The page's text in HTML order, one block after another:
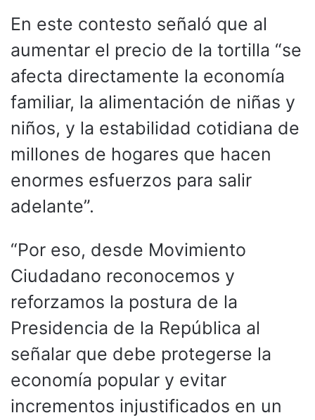
En este contesto señaló que al
aumentar el precio de la tortilla “se
afecta directamente la economía
familiar, la alimentación de niñas y
niños, y la estabilidad cotidiana de
millones de hogares que hacen
enormes esfuerzos para salir
adelante”.
“Por eso, desde Movimiento
Ciudadano reconocemos y
reforzamos la postura de la
Presidencia de la República al
señalar que debe protegerse la
economía popular y evitar
incrementos injustificados en un